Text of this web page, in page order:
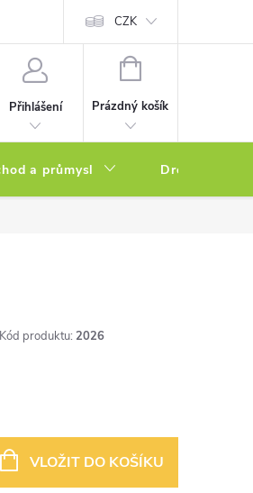
osobních údajů Soubory cookies
CZK
Přihlášení
NÁKUPNÍ
Prázdný košík
a průmysl Drogerie
Kód produktu: 2026
VLOŽIT DO KOŠÍKU